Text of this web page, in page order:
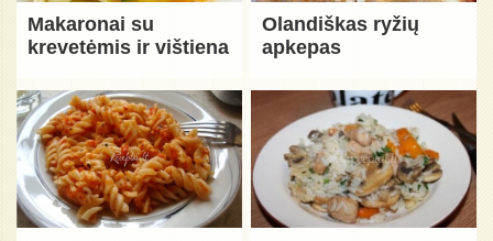
Makaronai su
krevetėmis ir vištiena
Olandiškas ryžių
apkepas